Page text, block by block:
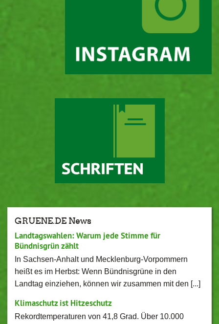
GRUENE.DE News
Landtagswahlen: Warum jede Stimme für
Bündnisgrün zählt
In Sachsen-Anhalt und Mecklenburg-Vorpommern
heißt es im Herbst: Wenn Bündnisgrüne in den
Landtag einziehen, können wir zusammen mit den [...]
Klimaschutz ist Hitzeschutz
Rekordtemperaturen von 41,8 Grad. Über 10.000